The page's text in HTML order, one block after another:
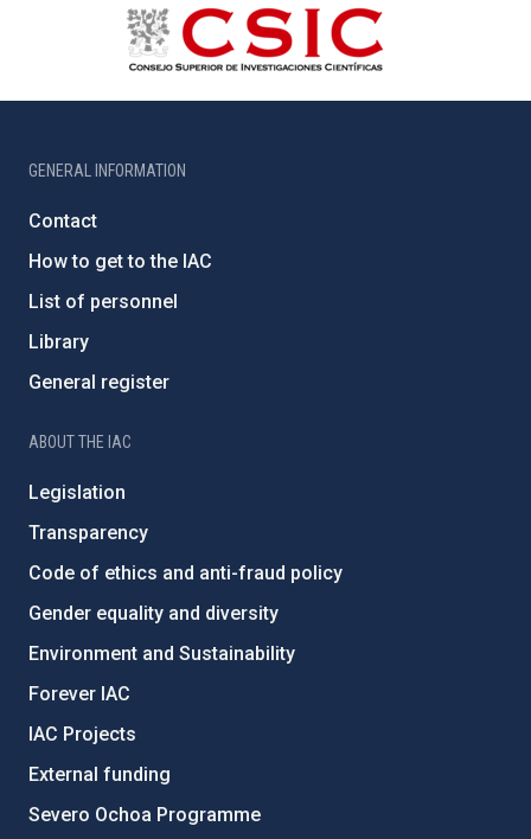
GENERAL INFORMATION
Contact
How to get to the IAC
List of personnel
Library
General register
ABOUT THE IAC
Legislation
Transparency
Code of ethics and anti-fraud policy
Gender equality and diversity
Environment and Sustainability
Forever IAC
IAC Projects
External funding
Severo Ochoa Programme